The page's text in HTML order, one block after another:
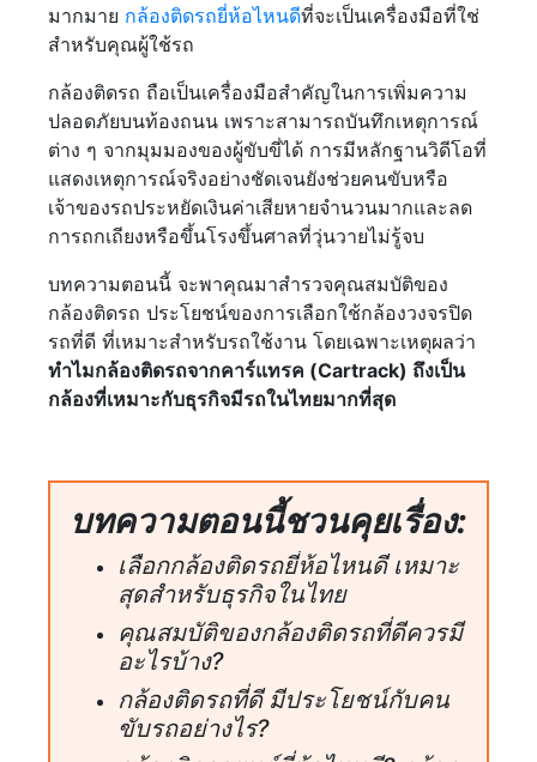
มากมาย กล้องติดรถยี่ห้อไหนดีที่จะเป็นเครื่องมือที่ใช่
สำหรับคุณผู้ใช้รถ
กล้องติดรถ ถือเป็นเครื่องมือสำคัญในการเพิ่มความ
ปลอดภัยบนท้องถนน เพราะสามารถบันทึกเหตุการณ์
ต่าง ๆ จากมุมมองของผู้ขับขี่ได้ การมีหลักฐานวิดีโอที่
แสดงเหตุการณ์จริงอย่างชัดเจนยังช่วยคนขับหรือ
เจ้าของรถประหยัดเงินค่าเสียหายจำนวนมากและลด
การถกเถียงหรือขึ้นโรงขึ้นศาลที่วุ่นวายไม่รู้จบ
บทความตอนนี้ จะพาคุณมาสำรวจคุณสมบัติของ
กล้องติดรถ ประโยชน์ของการเลือกใช้กล้องวงจรปิด
รถที่ดี ที่เหมาะสำหรับรถใช้งาน โดยเฉพาะเหตุผลว่า
ทำไมกล้องติดรถจากคาร์แทรค (Cartrack) ถึงเป็น
กล้องที่เหมาะกับธุรกิจมีรถในไทยมากที่สุด
บทความตอนนี้ชวนคุยเรื่อง:
เลือกกล้องติดรถยี่ห้อไหนดี เหมาะ
สุดสำหรับธุรกิจในไทย
คุณสมบัติของกล้องติดรถที่ดีควรมี
อะไรบ้าง?
กล้องติดรถที่ดี มีประโยชน์กับคน
ขับรถอย่างไร?